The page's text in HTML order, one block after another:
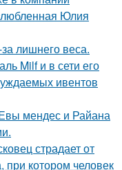
Юлия
за лишнего веса.
Milf и в сети его
ивентов
мендес и Райана
страдает от
котором человек